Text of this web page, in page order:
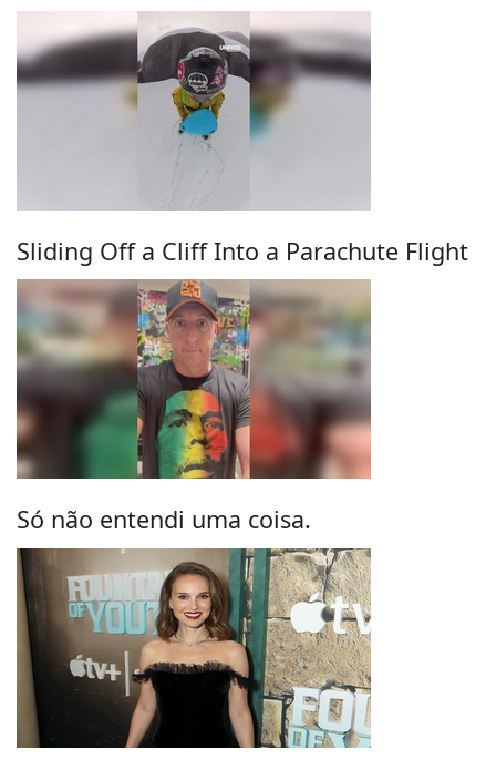
Sliding Off a Cliff Into a Parachute Flight
Só não entendi uma coisa.